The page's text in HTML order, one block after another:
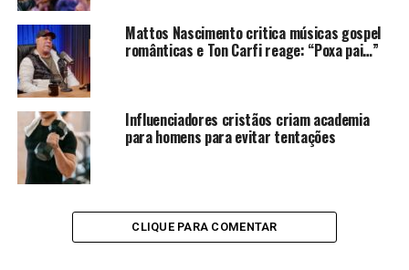
Mattos Nascimento critica músicas gospel
românticas e Ton Carfi reage: “Poxa pai…”
Influenciadores cristãos criam academia
para homens para evitar tentações
CLIQUE PARA COMENTAR